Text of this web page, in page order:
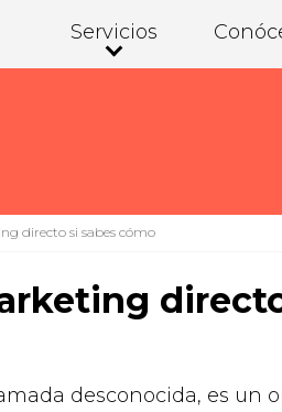
Servicios
directo si sabes cómo
desconocida, es un